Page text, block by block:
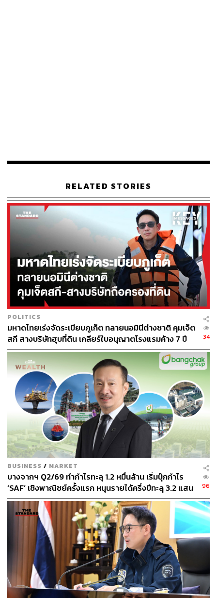
ฮ่องกงคือเมืองที่ทุกตารางเมตรมีราคา ห้องพักในย่านดีๆ
ส่วนใหญ่มักบีบอัดจนรู้สึกอึดอัด แต่ที่ The Park Lane Hong
Kong ห้องพักขนาด 34 ตร.ม. ถือว่าหรูหราเมื่อเทียบกัน
ตกแต่งอย่างพิถีพิถันพร้อมเตียงคุณภาพสูง เฟอร์นิเจอร์
ดีไซเนอร์ และอุปกรณ์อำนวยความสะดวกครบครัน ยังมีวิว
ให้เลือกได้ทั้งท่าเรือวิกตอเรียและสวนวิกตอเรีย เปิดม่านปุ๊บ
ก็ได้ภาพที่คนฮ่องกงทั้งเมืองใฝ่ฝัน
RELATED STORIES
POLITICS
มหาดไทยเร่งจัดระเบียบภูเก็ต ทลายนอมินีต่างชาติ คุมเจ็ต
สกี สางบริษัทฮุบที่ดิน เคลียร์ใบอนุญาตโรงแรมค้าง 7 ปี
34
BUSINESS / MARKET
บางจากฯ Q2/69 ทำกำไรทะลุ 1.2 หมื่นล้าน เริ่มบุ๊กกำไร
‘SAF’ เชิงพาณิชย์ครั้งแรก หนุนรายได้ครึ่งปีทะลุ 3.2 แสน
ล้าน
96